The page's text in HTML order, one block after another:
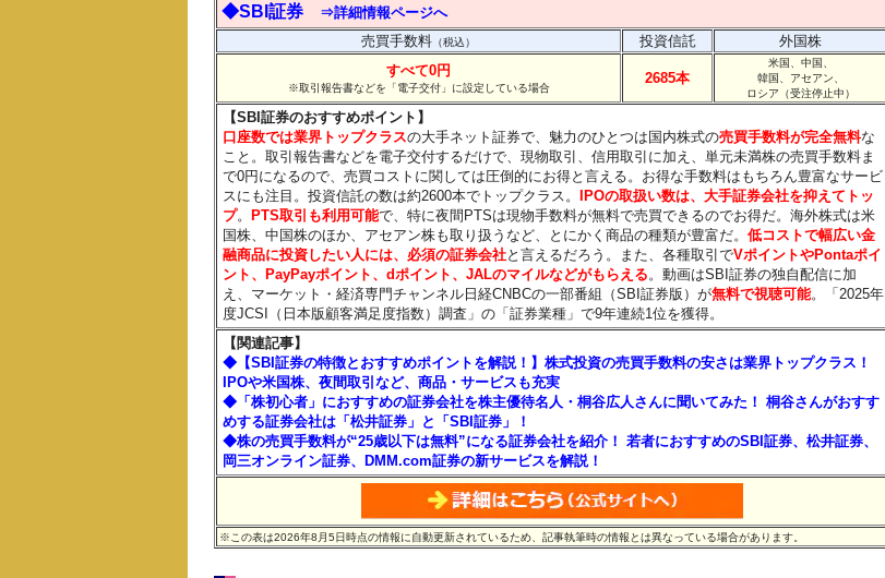
◆SBI証券
⇒詳細情報ページへ
売買手数料 （税込） 投資信託
外国株
すべて0円
※取引報告書などを「電子交付」に設定している場合
2685本
米国、中国、
韓国、アセアン、
ロシア（受注停止中）
【SBI証券のおすすめポイント】
口座数では業界トップクラスの大手ネット証券で、魅力のひとつは国内株式の売買手数料が完全無料な
こと。取引報告書などを電子交付するだけで、現物取引、信用取引に加え、単元未満株の売買手数料ま
で0円になるので、売買コストに関しては圧倒的にお得と言える。お得な手数料はもちろん豊富なサービ
スにも注目。投資信託の数は約2600本でトップクラス。 IPOの取扱い数は、大手証券会社を抑えてトッ
プ。 PTS取引も利用可能で、特に夜間PTSは現物手数料が無料で売買できるのでお得だ。海外株式は米
国株、中国株のほか、アセアン株も取り扱うなど、とにかく商品の種類が豊富だ。 低コストで幅広い金
融商品に投資したい人には、必須の証券会社と言えるだろう。また、各種取引でVポイントやPontaポイ
ント、PayPayポイント、dポイント、JALのマイルなどがもらえる 。動画はSBI証券の独自配信に加
え、マーケット・経済専門チャンネル日経CNBCの一部番組（SBI証券版）が無料で視聴可能。「2025年
度JCSI（日本版顧客満足度指数）調査」の「証券業種」で9年連続1位を獲得。
【関連記事】
◆【SBI証券の特徴とおすすめポイントを解説！】株式投資の売買手数料の安さは業界トップクラス！
IPOや米国株、夜間取引など、商品・サービスも充実
◆「株初心者」におすすめの証券会社を株主優待名人・桐谷広人さんに聞いてみた！ 桐谷さんがおすす
めする証券会社は「松井証券」と「SBI証券」！
◆株の売買手数料が“25歳以下は無料”になる証券会社を紹介！ 若者におすすめのSBI証券、松井証券、
岡三オンライン証券、DMM.com証券の新サービスを解説！
※この表は2026年8月5日時点の情報に自動更新されているため、記事執筆時の情報とは異なっている場合があります。